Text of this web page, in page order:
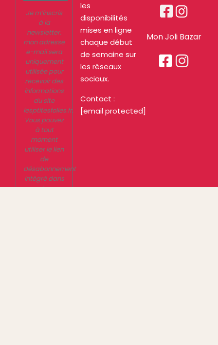
Je m’inscris
à la
newsletter.
mon adresse
e-mail sera
uniquement
utilisée pour
recevoir des
informations
du site
lesptitesfolies.fr.
Vous pouvez
à tout
moment
utiliser le lien
de
désabonnement
intégré dans
la
les
disponibilités
mises en ligne
chaque début
de semaine sur
les réseaux
sociaux.
Contact :
[email protected]
 
Mon Joli Bazar
 